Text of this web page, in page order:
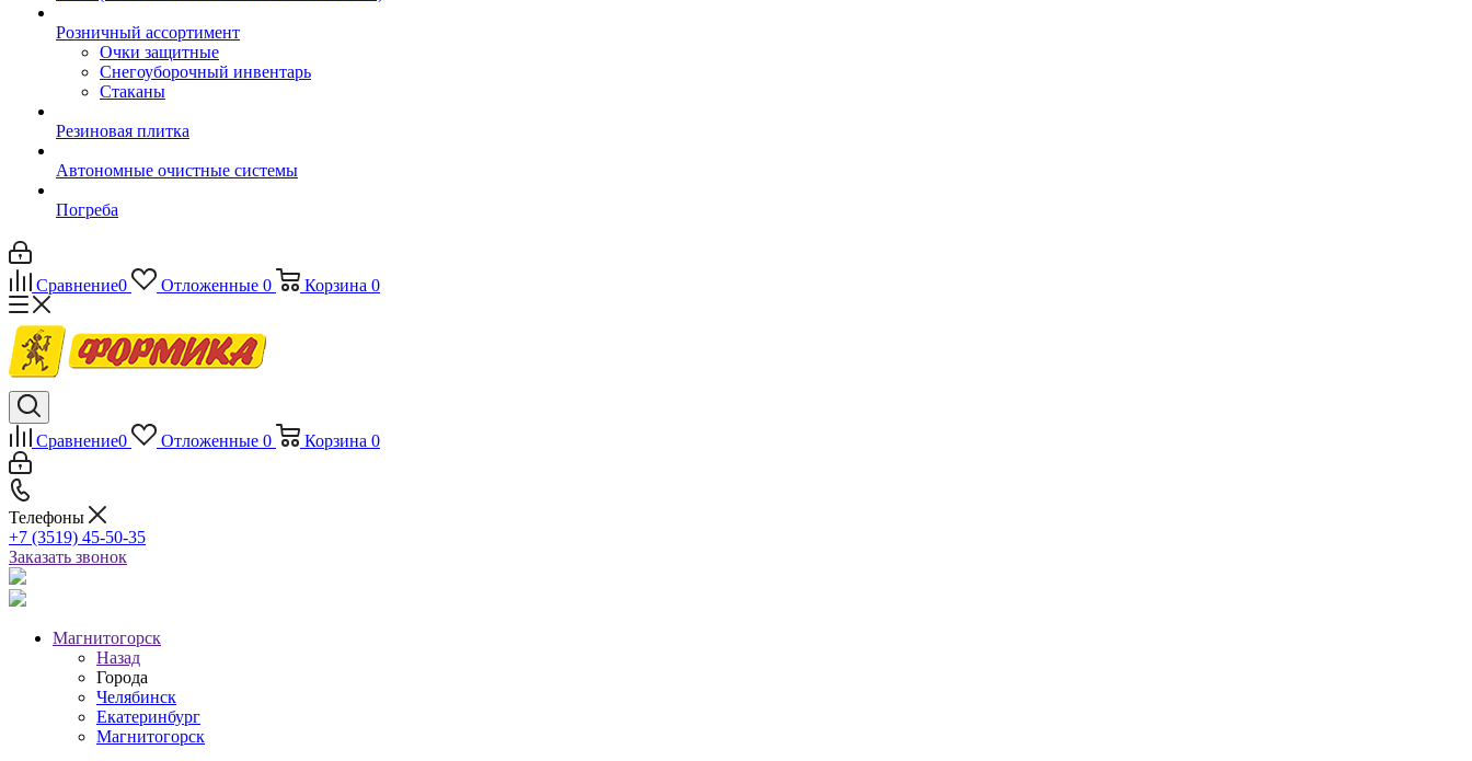
Розничный ассортимент
Очки защитные
Снегоуборочный инвентарь
Стаканы
Резиновая плитка
Автономные очистные системы
Погреба
Сравнение0 Отложенные 0 Корзина 0
Сравнение0 Отложенные 0 Корзина 0
Телефоны
+7 (3519) 45-50-35
Заказать звонок
Магнитогорск
Назад
Города
Челябинск
Екатеринбург
Магнитогорск